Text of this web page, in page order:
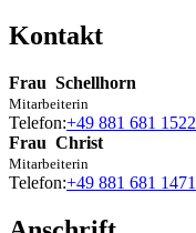
Kontakt
Frau Schellhorn
Mitarbeiterin
Telefon:+49 881 681 1522
Frau Christ
Mitarbeiterin
Telefon:+49 881 681 1471